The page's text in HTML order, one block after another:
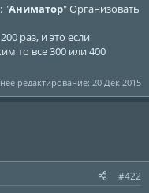
"Аниматор" Организовать
раз, и это если
то все 300 или 400
редактирование: 20 Дек 2015
#422